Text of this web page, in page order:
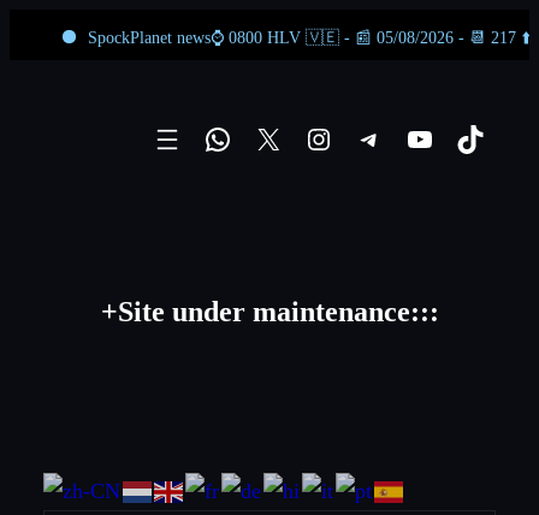
SpockPlanet news⌚ 0800 HLV 🇻🇪 - 📰 05/08/2026 - 📆 217 ⬆️
WhatsApp
X Instagram
Telegram
YouTube
TikTok
+Site under maintenance:::